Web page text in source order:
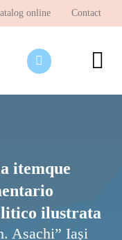
online Contact
itemque
ilustrata
Asachi” Iaşi